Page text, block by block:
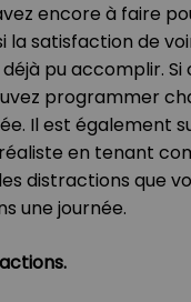
encore à faire
la satisfaction de
pu accomplir. Si
programmer
Il est également
en tenant
distractions que
une journée.